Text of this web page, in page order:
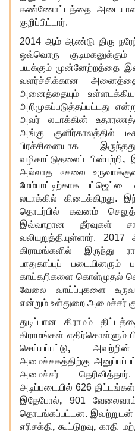
கண்ணோட்டத்தை
குறிப்பிட்டார்.
2014 ஆம் ஆண்டு திரு
ஒவ்வொரு குடிமகனுக்கும்
பயக்கும் முன்னேற்றத்தை
வளர்ச்சிக்கான
அனைத்தையும்
அறிமுகப்படுத்தப்பட்டது
அவர் லடாக்கின்
அங்கு குளிர்காலத்தில்
பிரச்சினையாக
வழிகாட்டுதலைப் பின்பற்றி,
அல்லாத டீசலை
மேம்பாட்டிற்காக பட்ஜெட்டை
லடாக்கில் கிடைக்கிறது.
தொடர்பில் கவனம்
இவ்வாறான தீர்வுகள்
வலியுறுத்தியுள்ளார்.
கிராமங்களில் இருந்து
பாதுகாப்புப் படையினரும்
காய்கறிகளை கொள்முதல்
வேலை வாய்ப்புகளை
என்றும் உள்துறை அமைச்சர்
துடிப்பான கிராமம்
கிராமங்கள் எதிர்கொள்ளும்
செய்யப்பட்டு,
அமைச்சகத்திற்கு
அமைச்சர்
அடிப்படையில் 626
இதேபோல், 901
தொடங்கப்பட்டன. இவற்றுடன்
எரிசக்தி,கூட்டுறவு,காதி